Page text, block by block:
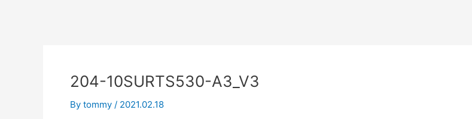
204-10SURTS530-A3_V3
By tommy / 2021.02.18